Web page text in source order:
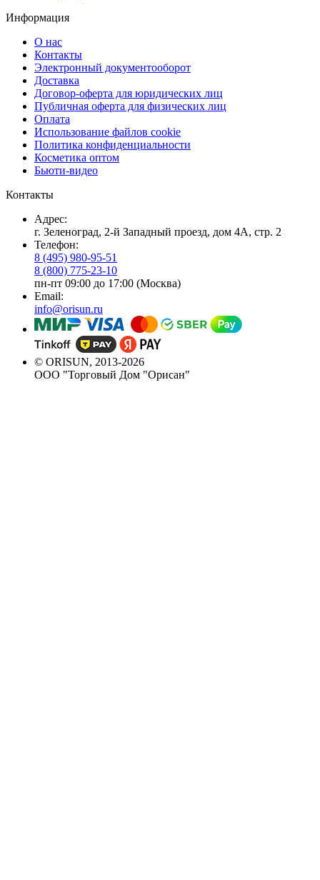
Информация
О нас
Контакты
Электронный документооборот
Доставка
Договор-оферта для юридических лиц
Публичная оферта для физических лиц
Оплата
Использование файлов cookie
Политика конфиденциальности
Косметика оптом
Бьюти-видео
Контакты
Адрес:
г. Зеленоград, 2-й Западный проезд, дом 4А, стр. 2
Телефон:
8 (495) 980-95-51
8 (800) 775-23-10
пн-пт 09:00 до 17:00 (Москва)
Email:
info@orisun.ru
© ORISUN, 2013-2026
ООО "Торговый Дом "Орисан"